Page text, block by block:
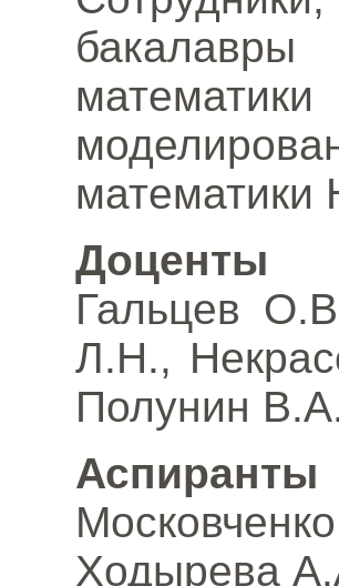
Доценты
Гальцев
Л.Н.,
Полунин
Аспиранты
Ходырева